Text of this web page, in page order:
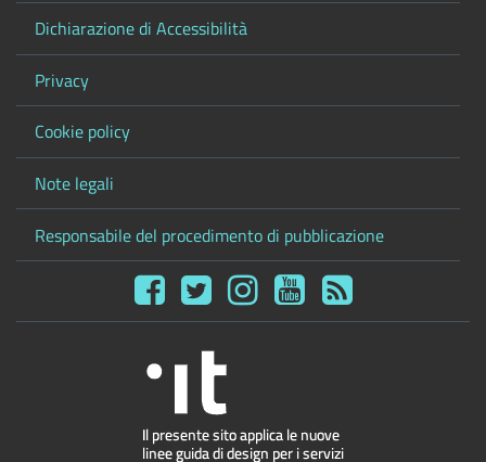
Dichiarazione di Accessibilità
Privacy
Cookie policy
Note legali
Responsabile del procedimento di pubblicazione